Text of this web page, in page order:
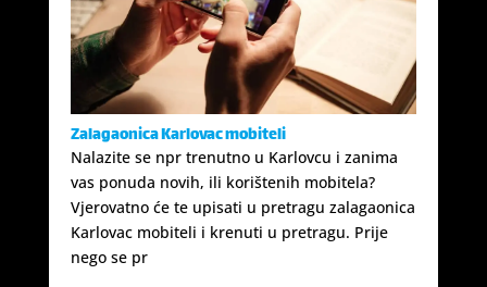
Zalagaonica Karlovac mobiteli
Nalazite se npr trenutno u Karlovcu i zanima
vas ponuda novih, ili korištenih mobitela?
Vjerovatno će te upisati u pretragu zalagaonica
Karlovac mobiteli i krenuti u pretragu. Prije
nego se pr